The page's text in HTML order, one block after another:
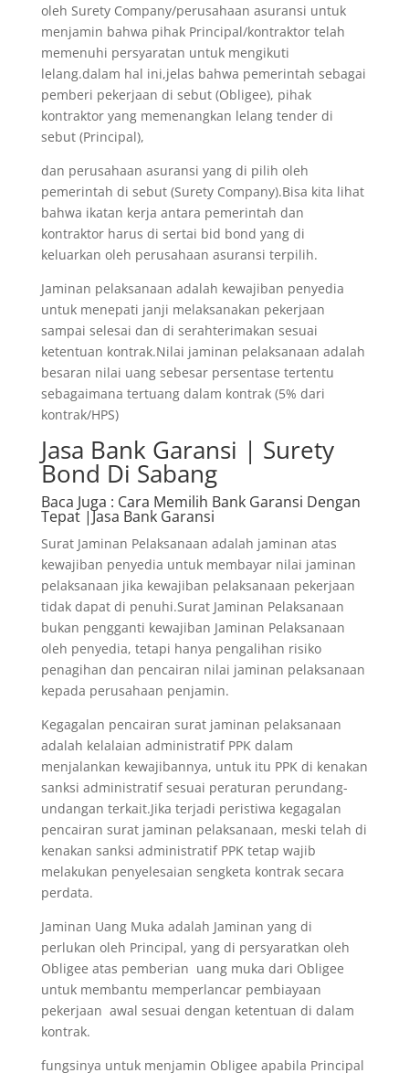
oleh Surety Company/perusahaan asuransi untuk
menjamin bahwa pihak Principal/kontraktor telah
memenuhi persyaratan untuk mengikuti
lelang.dalam hal ini,jelas bahwa pemerintah sebagai
pemberi pekerjaan di sebut (Obligee), pihak
kontraktor yang memenangkan lelang tender di
sebut (Principal),
dan perusahaan asuransi yang di pilih oleh
pemerintah di sebut (Surety Company).Bisa kita lihat
bahwa ikatan kerja antara pemerintah dan
kontraktor harus di sertai bid bond yang di
keluarkan oleh perusahaan asuransi terpilih.
Jaminan pelaksanaan adalah kewajiban penyedia
untuk menepati janji melaksanakan pekerjaan
sampai selesai dan di serahterimakan sesuai
ketentuan kontrak.Nilai jaminan pelaksanaan adalah
besaran nilai uang sebesar persentase tertentu
sebagaimana tertuang dalam kontrak (5% dari
kontrak/HPS)
Jasa Bank Garansi | Surety
Bond Di Sabang
Baca Juga : Cara Memilih Bank Garansi Dengan
Tepat |Jasa Bank Garansi
Surat Jaminan Pelaksanaan adalah jaminan atas
kewajiban penyedia untuk membayar nilai jaminan
pelaksanaan jika kewajiban pelaksanaan pekerjaan
tidak dapat di penuhi.Surat Jaminan Pelaksanaan
bukan pengganti kewajiban Jaminan Pelaksanaan
oleh penyedia, tetapi hanya pengalihan risiko
penagihan dan pencairan nilai jaminan pelaksanaan
kepada perusahaan penjamin.
Kegagalan pencairan surat jaminan pelaksanaan
adalah kelalaian administratif PPK dalam
menjalankan kewajibannya, untuk itu PPK di kenakan
sanksi administratif sesuai peraturan perundang-
undangan terkait.Jika terjadi peristiwa kegagalan
pencairan surat jaminan pelaksanaan, meski telah di
kenakan sanksi administratif PPK tetap wajib
melakukan penyelesaian sengketa kontrak secara
perdata.
Jaminan Uang Muka adalah Jaminan yang di
perlukan oleh Principal, yang di persyaratkan oleh
Obligee atas pemberian uang muka dari Obligee
untuk membantu memperlancar pembiayaan
pekerjaan awal sesuai dengan ketentuan di dalam
kontrak.
fungsinya untuk menjamin Obligee apabila Principal